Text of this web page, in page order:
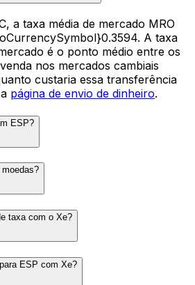
a taxa média de mercado MRO
A taxa
é o ponto médio entre os
nos mercados cambiais
custaria essa transferência
página de envio de dinheiro.
ESP?
taxa com o Xe?
ESP com Xe?